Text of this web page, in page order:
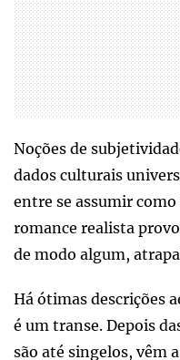
Noções de
dados culturais
entre se assumir
romance realista
de modo algum,
Há ótimas descrições
é um transe. Depois
são até singelos, vêm